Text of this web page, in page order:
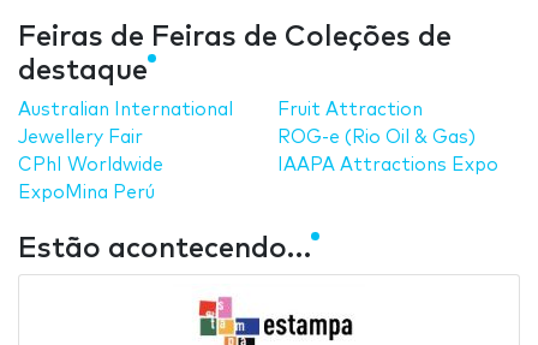
Feiras de Feiras de Coleções de
destaque
Australian International
Jewellery Fair
CPhI Worldwide
ExpoMina Perú
Fruit Attraction
ROG-e (Rio Oil & Gas)
IAAPA Attractions Expo
Estão acontecendo…